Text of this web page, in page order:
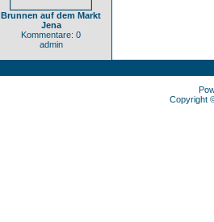
Brunnen auf dem Markt
Jena
Kommentare: 0
admin
Copyright